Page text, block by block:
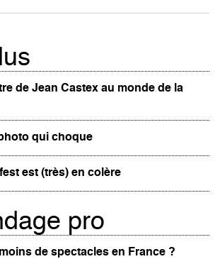
de Jean Castex au monde de la
qui choque
est (très) en colère
pro
de spectacles en France ?